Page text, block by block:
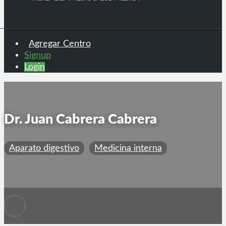
Agregar Centro
Signup
Login
Dr. Juan Cabrera Cabrera
Aparato digestivo Medicina interna